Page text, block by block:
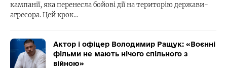
кампанії, яка перенесла бойові дії на територію держави-
агресора. Цей крок…
Актор і офіцер Володимир Ращук: «Воєнні
фільми не мають нічого спільного з
війною»